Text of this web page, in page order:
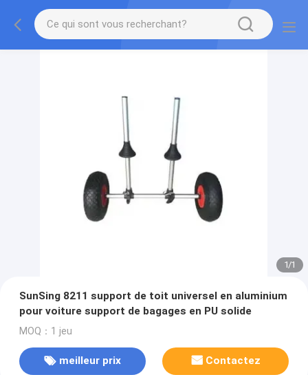
1/1
SunSing 8211 support de toit universel en aluminium
pour voiture support de bagages en PU solide
MOQ：1 jeu
meilleur prix Contactez